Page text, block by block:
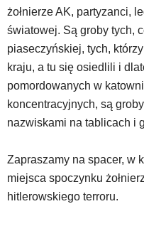
stronie
mogą
się
znajdować
powszechnie
używane
elementy
wideo
YouTube
oraz
mapy
żołnierze AK, partyzanci,
światowej. Są groby tych,
piaseczyńskiej, tych,
kraju, a tu się osiedlili i
pomordowanych w
koncentracyjnych, są
nazwiskami na tablicach i
Zapraszamy na spacer, w
miejsca spoczynku
hitlerowskiego terroru.